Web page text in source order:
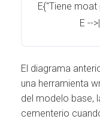
E{"Tiene moat
E --
El diagrama
una herramienta
del modelo base,
cementerio